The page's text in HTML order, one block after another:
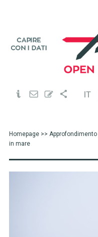
IT
Homepage>> Approfondimento
in mare